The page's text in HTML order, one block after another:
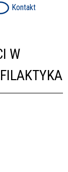
Kontakt
W